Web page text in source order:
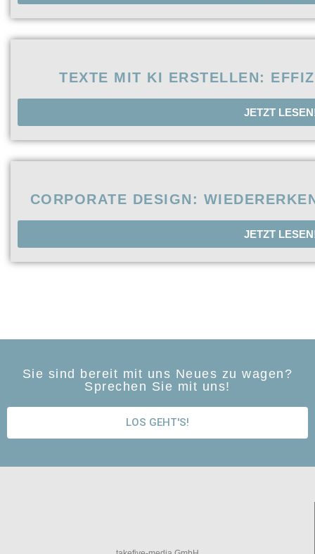
TEXTE MIT KI ERSTELLEN:
JETZT
CORPORATE DESIGN:
JETZT
Sie sind bereit mit uns Neues zu wagen?
Sprechen Sie mit uns!
LOS GEHT'S!